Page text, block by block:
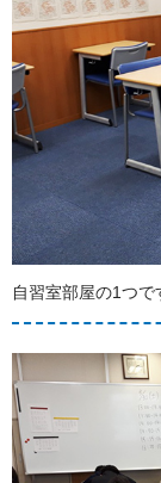
自習室部屋の1つで